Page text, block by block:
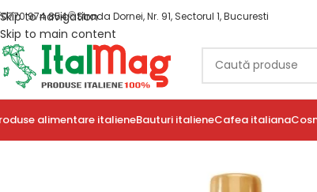
Skip to navigation
Skip to main content
0770 974 854 Strada Dornei, Nr. 91, Sectorul 1, Bucuresti
alimentare italieneBauturi italieneCafea italiana